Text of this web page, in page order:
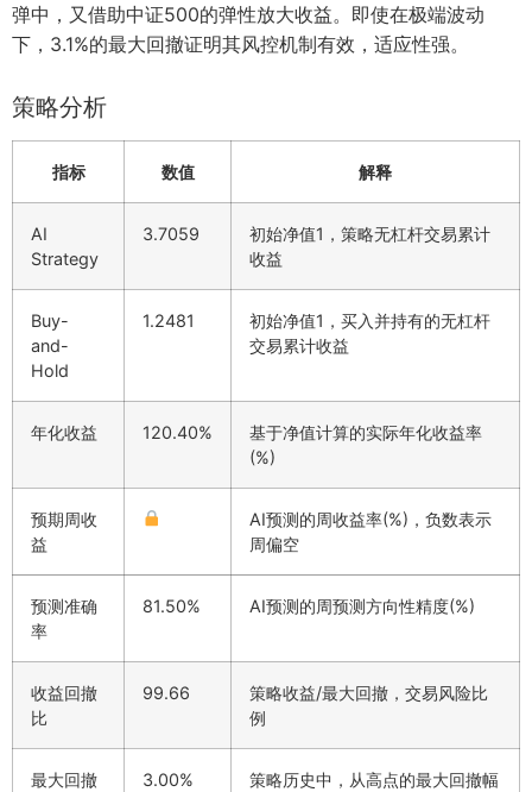
弹中，又借助中证500的弹性放大收益。即使在极端波动
下，3.1%的最大回撤证明其风控机制有效，适应性强。
策略分析
指标 数值 解释
AI
Strategy
3.7059
初始净值1，策略无杠杆交易累计
收益
Buy-
and-
Hold
1.2481
初始净值1，买入并持有的无杠杆
交易累计收益
年化收益 120.40%
基于净值计算的实际年化收益率
(%)
预期周收
益
AI预测的周收益率(%)，负数表示
周偏空
预测准确
率
81.50% AI预测的周预测方向性精度(%)
收益回撤
比
99.66
策略收益/最大回撤，交易风险比
例
最大回撤 3.00%
策略历史中，从高点的最大回撤幅